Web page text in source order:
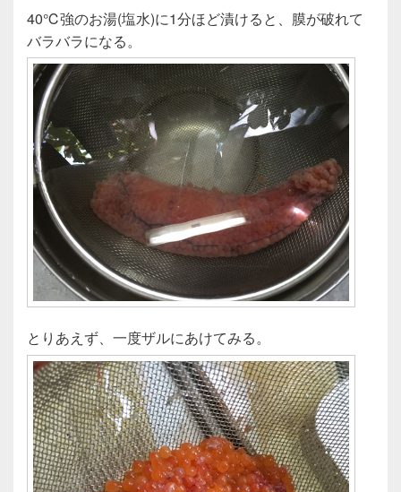
40℃強のお湯(塩水)に1分ほど漬けると、膜が破れて
バラバラになる。
とりあえず、一度ザルにあけてみる。